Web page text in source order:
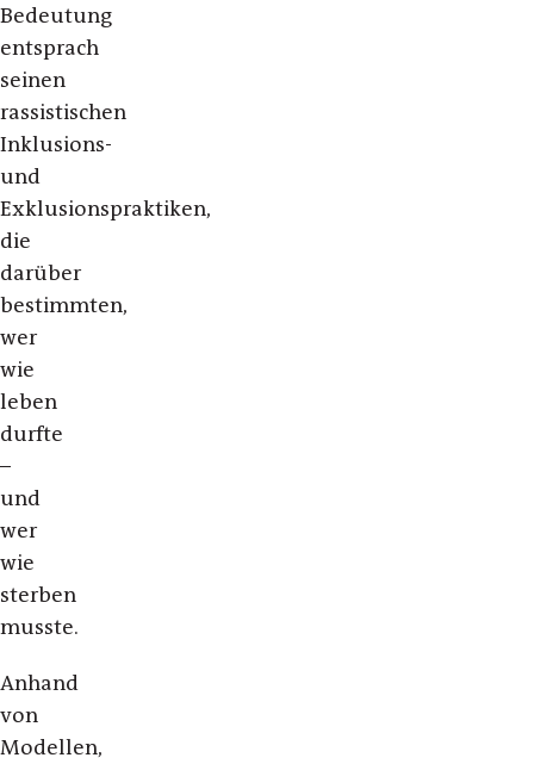
Bedeutung
entsprach
seinen
rassistischen
Inklusions-
und
Exklusionspraktiken,
die
darüber
bestimmten,
wer
wie
leben
durfte
–
und
wer
wie
sterben
musste.
Anhand
von
Modellen,